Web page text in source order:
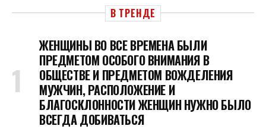
В ТРЕНДЕ
ЖЕНЩИНЫ ВО ВСЕ ВРЕМЕНА БЫЛИ
ПРЕДМЕТОМ ОСОБОГО ВНИМАНИЯ В
ОБЩЕСТВЕ И ПРЕДМЕТОМ ВОЖДЕЛЕНИЯ
МУЖЧИН, РАСПОЛОЖЕНИЕ И
БЛАГОСКЛОННОСТИ ЖЕНЩИН НУЖНО БЫЛО
ВСЕГДА ДОБИВАТЬСЯ